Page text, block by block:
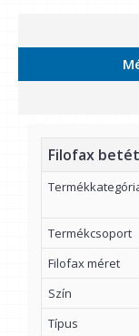
Filofax
Termékcsoport
Filofax méret
Szín
Típus